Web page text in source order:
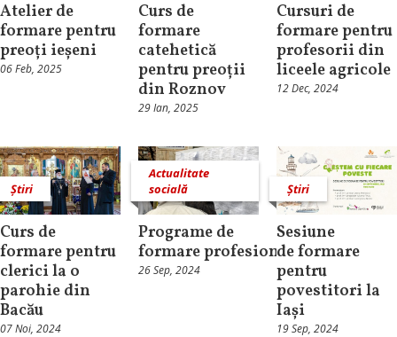
Atelier de
formare pentru
preoți ieșeni
06 Feb, 2025
Curs de
formare
catehetică
pentru preoții
din Roznov
29 Ian, 2025
Cursuri de
formare pentru
profesorii din
liceele agricole
12 Dec, 2024
Știri
Curs de
formare pentru
clerici la o
parohie din
Bacău
07 Noi, 2024
Actualitate
socială
Programe de
formare profesională
26 Sep, 2024
Știri
Sesiune
de formare
pentru
povestitori la
Iași
19 Sep, 2024